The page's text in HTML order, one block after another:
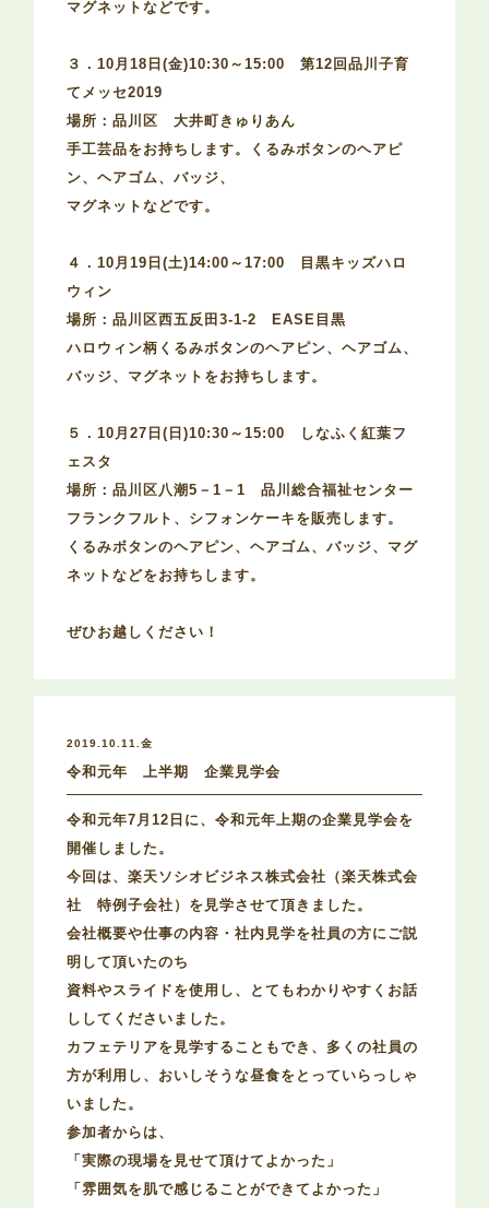
マグネットなどです。
３．10月18日(金)10:30～15:00 第12回品川子育
てメッセ2019
場所：品川区 大井町きゅりあん
手工芸品をお持ちします。くるみボタンのヘアピ
ン、ヘアゴム、バッジ、
マグネットなどです。
４．10月19日(土)14:00～17:00 目黒キッズハロ
ウィン
場所：品川区西五反田3-1-2 EASE目黒
ハロウィン柄くるみボタンのヘアピン、ヘアゴム、
バッジ、マグネットをお持ちします。
５．10月27日(日)10:30～15:00 しなふく紅葉フ
ェスタ
場所：品川区八潮5－1－1 品川総合福祉センター
フランクフルト、シフォンケーキを販売します。
くるみボタンのヘアピン、ヘアゴム、バッジ、マグ
ネットなどをお持ちします。
ぜひお越しください！
2019.10.11.金
令和元年 上半期 企業見学会
令和元年7月12日に、令和元年上期の企業見学会を
開催しました。
今回は、楽天ソシオビジネス株式会社（楽天株式会
社 特例子会社）を見学させて頂きました。
会社概要や仕事の内容・社内見学を社員の方にご説
明して頂いたのち
資料やスライドを使用し、とてもわかりやすくお話
ししてくださいました。
カフェテリアを見学することもでき、多くの社員の
方が利用し、おいしそうな昼食をとっていらっしゃ
いました。
参加者からは、
「実際の現場を見せて頂けてよかった」
「雰囲気を肌で感じることができてよかった」